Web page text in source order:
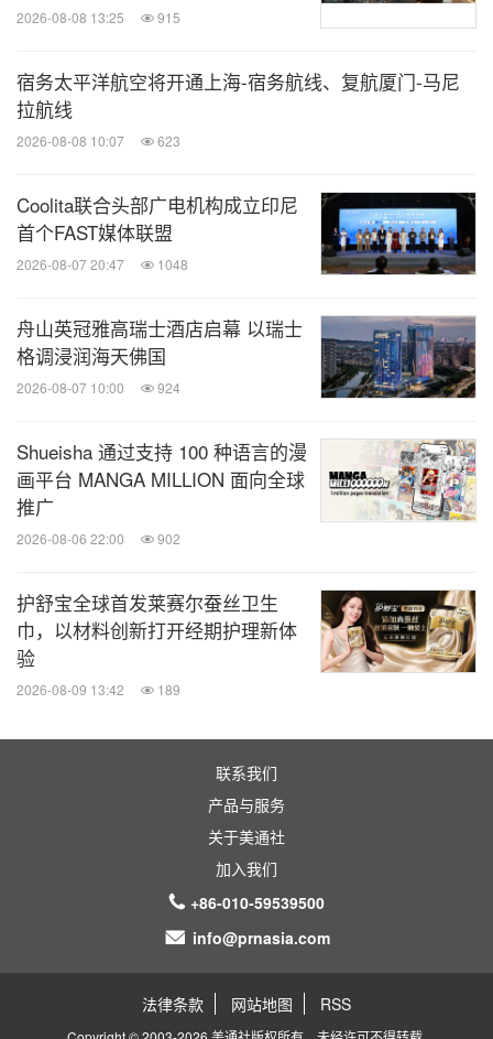
2026-08-08 13:25 915
宿务太平洋航空将开通上海-宿务航线、复航厦门-马尼
拉航线
2026-08-08 10:07 623
Coolita联合头部广电机构成立印尼
首个FAST媒体联盟
2026-08-07 20:47 1048
舟山英冠雅高瑞士酒店启幕 以瑞士
格调浸润海天佛国
2026-08-07 10:00 924
Shueisha 通过支持 100 种语言的漫
画平台 MANGA MILLION 面向全球
推广
2026-08-06 22:00 902
护舒宝全球首发莱赛尔蚕丝卫生
巾，以材料创新打开经期护理新体
验
2026-08-09 13:42 189
联系我们
产品与服务
关于美通社
加入我们
+86-010-59539500
info@prnasia.com
法律条款 网站地图 RSS